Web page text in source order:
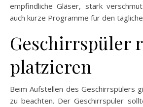
empfindliche Gläser, stark
auch kurze Programme für den
Geschirrspüler
platzieren
Beim Aufstellen des Geschirrspülers
zu beachten. Der Geschirrspüler